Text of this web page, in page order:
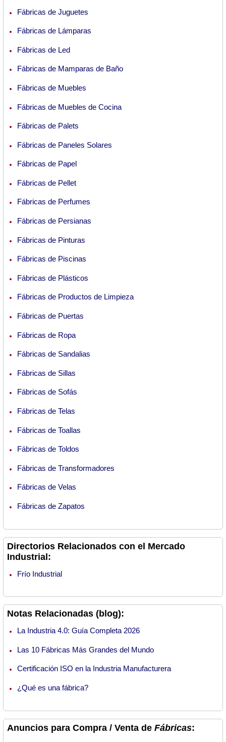
Fábricas de Juguetes
Fábricas de Lámparas
Fábricas de Led
Fábricas de Mamparas de Baño
Fábricas de Muebles
Fábricas de Muebles de Cocina
Fábricas de Palets
Fábricas de Paneles Solares
Fábricas de Papel
Fábricas de Pellet
Fábricas de Perfumes
Fábricas de Persianas
Fábricas de Pinturas
Fábricas de Piscinas
Fábricas de Plásticos
Fábricas de Productos de Limpieza
Fábricas de Puertas
Fábricas de Ropa
Fábricas de Sandalias
Fábricas de Sillas
Fábricas de Sofás
Fábricas de Telas
Fábricas de Toallas
Fábricas de Toldos
Fábricas de Transformadores
Fábricas de Velas
Fábricas de Zapatos
Directorios Relacionados con el Mercado
Industrial:
Frío Industrial
Notas Relacionadas (blog):
La Industria 4.0: Guía Completa 2026
Las 10 Fábricas Más Grandes del Mundo
Certificación ISO en la Industria Manufacturera
¿Qué es una fábrica?
Anuncios para Compra / Venta de Fábricas: